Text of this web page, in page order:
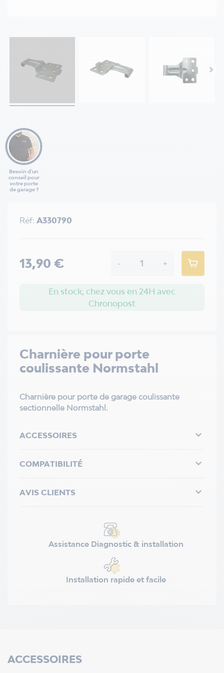
Besoin d'un
conseil pour
votre porte
de garage ?
Charnière pour porte
coulissante Normstahl
Charnière pour porte de garage coulissante
sectionnelle Normstahl.
ACCESSOIRES 
COMPATIBILITÉ 
AVIS CLIENTS 
Assistance Diagnostic & installation
Installation rapide et facile
Réf: A330790
13,90 € - +
En stock, chez vous en 24H avec
Chronopost
ACCESSOIRES